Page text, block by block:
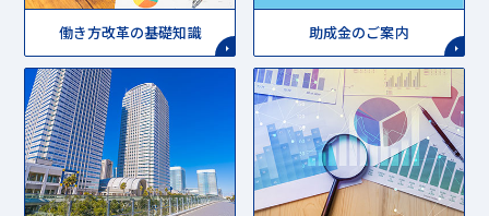
働き方改革の基礎知識 助成金のご案内